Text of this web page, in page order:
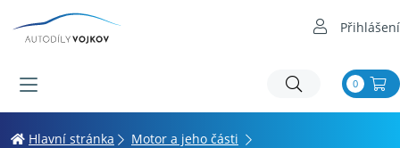
Přihlášení
0
Hlavní stránka
Motor a jeho části